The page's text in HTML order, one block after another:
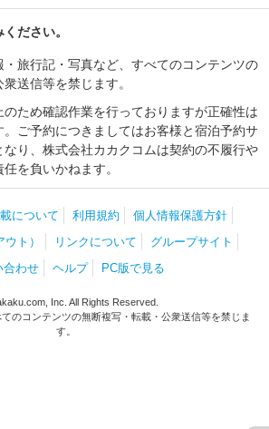
ださい。
旅行記・写真など、すべてのコンテンツの
送信等を禁じます。
ため確認作業を行っておりますが正確性は
ご予約につきましてはお客様と宿泊予約サ
なり、株式会社カカクコムは契約の不履行や
を負いかねます。
について 利用規約
個人情報保護方針
ト）
リンクについて
グループサイト
合わせ
ヘルプ PC版で見る
Inc. All Rights Reserved.
のコンテンツの無断複写・転載・公衆送信等を禁じま
す。